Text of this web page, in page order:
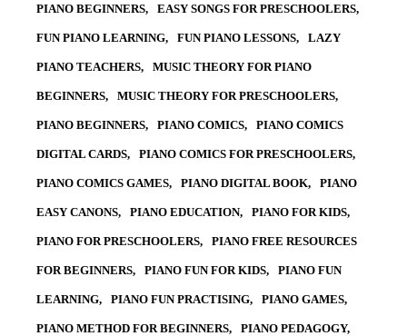
PIANO BEGINNERS EASY SONGS FOR PRESCHOOLERS
FUN PIANO LEARNING FUN PIANO LESSONS LAZY
PIANO TEACHERS MUSIC THEORY FOR PIANO
BEGINNERS MUSIC THEORY FOR PRESCHOOLERS
PIANO BEGINNERS PIANO COMICS PIANO COMICS
DIGITAL CARDS PIANO COMICS FOR PRESCHOOLERS
PIANO COMICS GAMES PIANO DIGITAL BOOK PIANO
EASY CANONS PIANO EDUCATION PIANO FOR KIDS
PIANO FOR PRESCHOOLERS PIANO FREE RESOURCES
FOR BEGINNERS PIANO FUN FOR KIDS PIANO FUN
LEARNING PIANO FUN PRACTISING PIANO GAMES
PIANO METHOD FOR BEGINNERS PIANO PEDAGOGY